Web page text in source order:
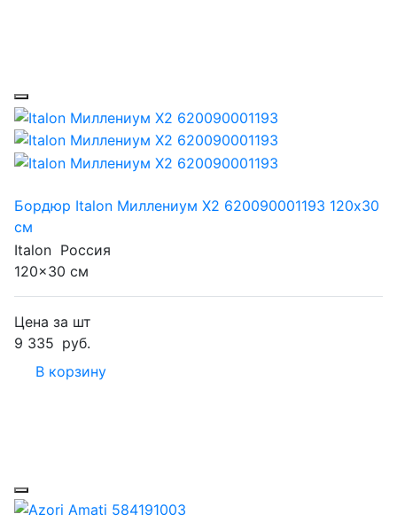
Бордюр Italon Миллениум Х2 620090001193 120x30
см
Italon Россия
120x30 см
Цена за шт
9 335 руб.
В корзину